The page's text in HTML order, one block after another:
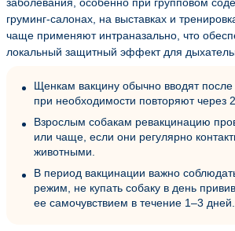
заболевания, особенно при групповом
груминг-салонах, на выставках и
чаще применяют интраназально, что
локальный защитный эффект для
Щенкам вакцину обычно вводят
при необходимости повторяют через
Взрослым собакам ревакцинацию
или чаще, если они регулярно
животными.
В период вакцинации важно
режим, не купать собаку в день
ее самочувствием в течение 1–3 дней.